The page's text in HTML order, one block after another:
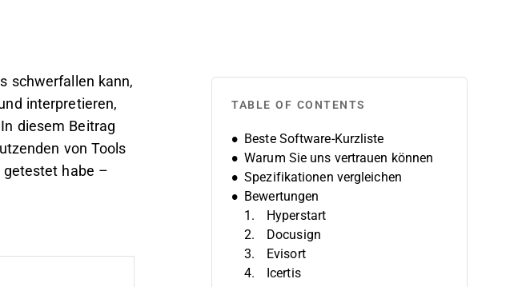
schwerfallen kann,
interpretieren,
diesem Beitrag
von Tools
getestet habe –
TABLE OF CONTENTS
Beste Software-Kurzliste
Warum Sie uns vertrauen können
Spezifikationen vergleichen
Bewertungen
Hyperstart
Docusign
Evisort
Icertis